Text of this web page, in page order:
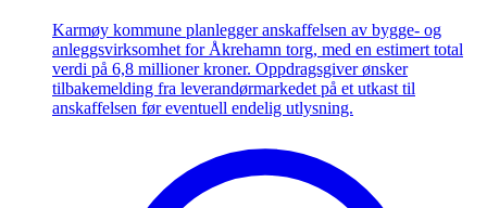
Karmøy kommune planlegger anskaffelsen av bygge- og
anleggsvirksomhet for Åkrehamn torg, med en estimert total
verdi på 6,8 millioner kroner. Oppdragsgiver ønsker
tilbakemelding fra leverandørmarkedet på et utkast til
anskaffelsen før eventuell endelig utlysning.